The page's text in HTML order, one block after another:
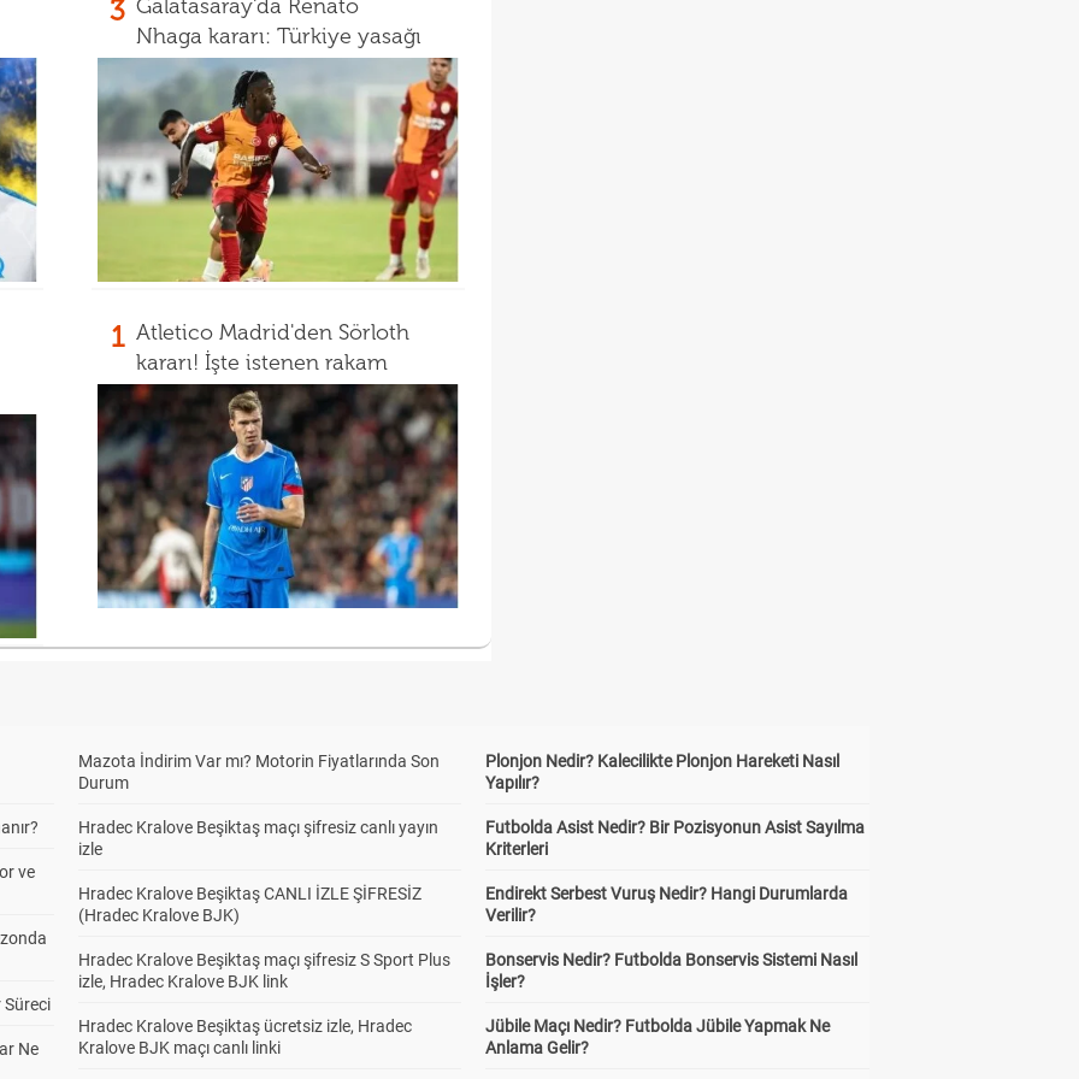
3 Galatasaray'da Renato
Nhaga kararı: Türkiye yasağı
1 Atletico Madrid'den Sörloth
kararı! İşte istenen rakam
ve
Süreci
Ne
Mazota İndirim Var mı? Motorin Fiyatlarında Son
Durum
Hradec Kralove Beşiktaş maçı şifresiz canlı yayın
izle
Hradec Kralove Beşiktaş CANLI İZLE ŞİFRESİZ
(Hradec Kralove BJK)
Hradec Kralove Beşiktaş maçı şifresiz S Sport Plus
izle, Hradec Kralove BJK link
Hradec Kralove Beşiktaş ücretsiz izle, Hradec
Kralove BJK maçı canlı linki
Plonjon Nedir? Kalecilikte Plonjon Hareketi Nasıl
Yapılır?
Futbolda Asist Nedir? Bir Pozisyonun Asist Sayılma
Kriterleri
Endirekt Serbest Vuruş Nedir? Hangi Durumlarda
Verilir?
Bonservis Nedir? Futbolda Bonservis Sistemi Nasıl
İşler?
Jübile Maçı Nedir? Futbolda Jübile Yapmak Ne
Anlama Gelir?